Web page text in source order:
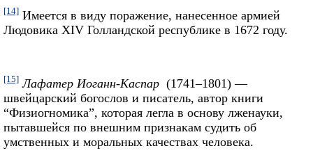
[14] Имеется в виду поражение, нанесенное армией
Людовика XIV Голландской республике в 1672 году.
[15] Лафатер Иоганн-Каспар (1741–1801) —
швейцарский богослов и писатель, автор книги
“Физиогномика”, которая легла в основу лженауки,
пытавшейся по внешним признакам судить об
умственных и моральных качествах человека.